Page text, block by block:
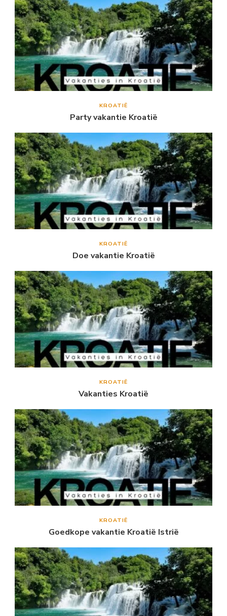
KROATIË
Party vakantie Kroatië
KROATIË
Doe vakantie Kroatië
KROATIË
Vakanties Kroatië
KROATIË
Goedkope vakantie Kroatië Istrië